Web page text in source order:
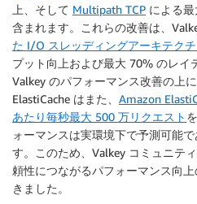
上、そして Multipath TCP による
含まれます。これらの改善は、
た I/O スレッディングアーキテクチ
プット向上および最大 70% のレイ
Valkey のパフォーマンス改善の上
ElastiCache はまた、 Amazon
あたり毎秒最大 500 万リクエスト
ォーマンスは実環境下で予測可能
す。このため、Valkey コミュニテ
頼性につながるパフォーマンス向
きました。